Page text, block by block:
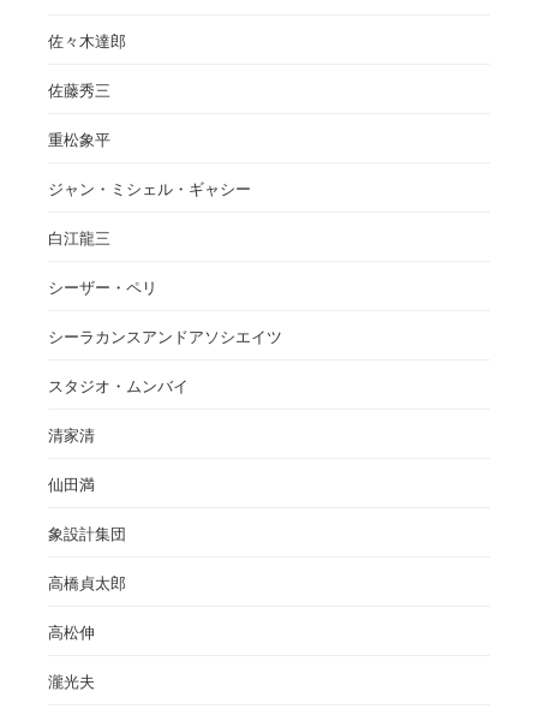
佐々木達郎
佐藤秀三
重松象平
ジャン・ミシェル・ギャシー
白江龍三
シーザー・ペリ
シーラカンスアンドアソシエイツ
スタジオ・ムンバイ
清家清
仙田満
象設計集団
高橋貞太郎
高松伸
瀧光夫